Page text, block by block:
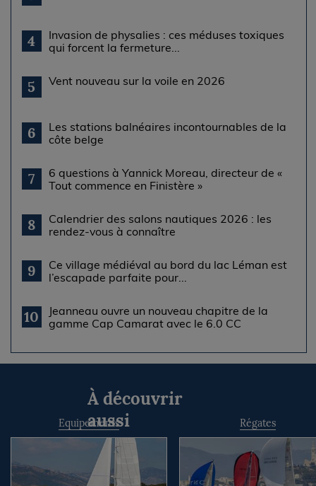
4
Invasion de physalies : ces méduses toxiques
qui forcent la fermeture...
5 Vent nouveau sur la voile en 2026
6
Les stations balnéaires incontournables de la
côte belge
7
6 questions à Yannick Moreau, directeur de «
Tout commence en Finistère »
8
Calendrier des salons nautiques 2026 : les
rendez-vous à connaître
9
Ce village médiéval au bord du lac Léman est
l’escapade parfaite pour...
10
Jeanneau ouvre un nouveau chapitre de la
gamme Cap Camarat avec le 6.0 CC
À découvrir
aussi
Equipements Régates